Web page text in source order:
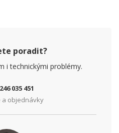
poradit?
i technickými problémy.
035 451
a objednávky